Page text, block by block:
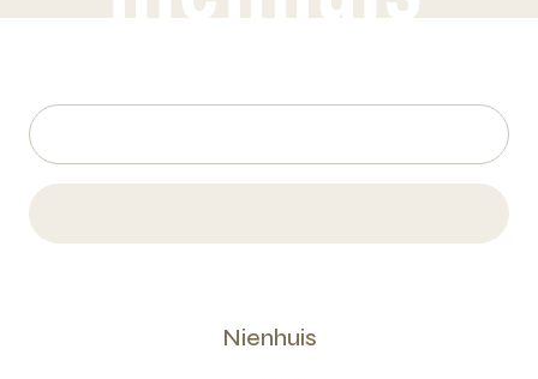
Nienhuis